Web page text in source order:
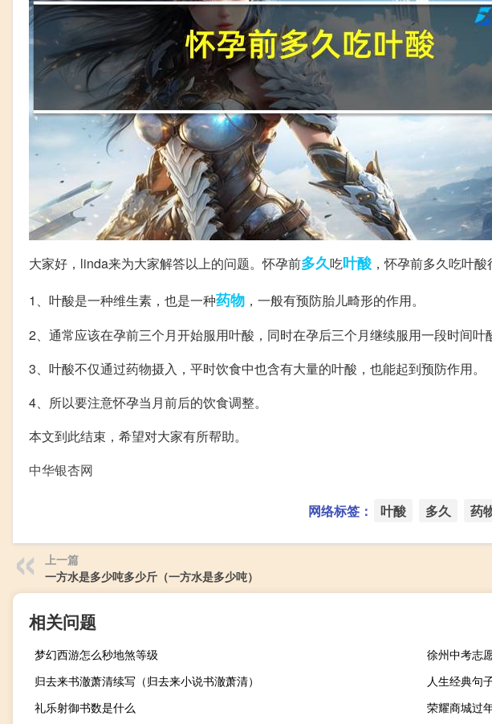
大家好，linda来为大家解答以上的问题。怀孕前多久吃叶酸 ，怀孕前多久吃叶
1、叶酸是一种维生素，也是一种药物 ，一般有预防胎儿畸形的作用。
2、通常应该在孕前三个月开始服用叶酸，同时在孕后三个月继续服用一段时间叶
3、叶酸不仅通过药物摄入，平时饮食中也含有大量的叶酸，也能起到预防作用。
4、所以要注意怀孕当月前后的饮食调整。
本文到此结束，希望对大家有所帮助。
中华银杏网
网络标签： 叶酸 多久 药
上一篇
一方水是多少吨多少斤（一方水是多少吨）
相关问题
梦幻西游怎么秒地煞等级
徐州中考志
归去来书澈萧清续写（归去来小说书澈萧清）
人生经典句
礼乐射御书数是什么
荣耀商城过